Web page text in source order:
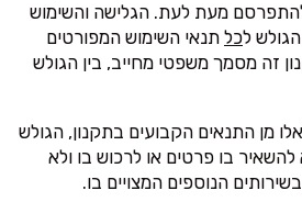
מעת לעת. הגלישה והשימוש
לכל תנאי השימוש המפורטים
זה מסמך משפטי מחייב, בין הגולש
מן התנאים הקבועים בתקנון, הגולש
בו פרטים או לרכוש בו ולא
הנוספים המצויים בו.